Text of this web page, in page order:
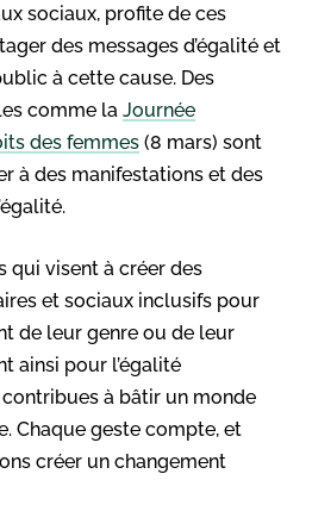
sociaux, profite de ces
des messages d’égalité et
à cette cause. Des
comme la Journée
des femmes (8 mars) sont
à des manifestations et des
qui visent à créer des
et sociaux inclusifs pour
de leur genre ou de leur
ainsi pour l’égalité
à bâtir un monde
Chaque geste compte, et
créer un changement